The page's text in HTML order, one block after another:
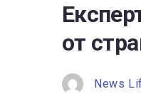
от
News